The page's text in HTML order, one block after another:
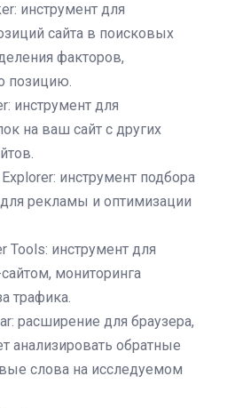
инструмент для
сайта в поисковых
факторов,
позицию.
инструмент для
на ваш сайт с других
инструмент подбора
рекламы и оптимизации
Tools: инструмент для
мониторинга
трафика.
расширение для браузера,
анализировать обратные
слова на исследуемом